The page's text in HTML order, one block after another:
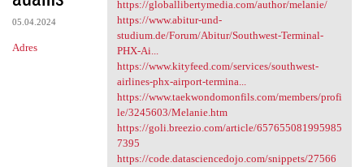
05.04.2024
Adres
https://globallibertymedia.com/author/melanie/
https://www.abitur-und-
studium.de/Forum/Abitur/Southwest-Terminal-
PHX-Ai...
https://www.kityfeed.com/services/southwest-
airlines-phx-airport-termina...
https://www.taekwondomonfils.com/members/profi
le/3245603/Melanie.htm
https://goli.breezio.com/article/657655081995985
7395
https://code.datasciencedojo.com/snippets/27566